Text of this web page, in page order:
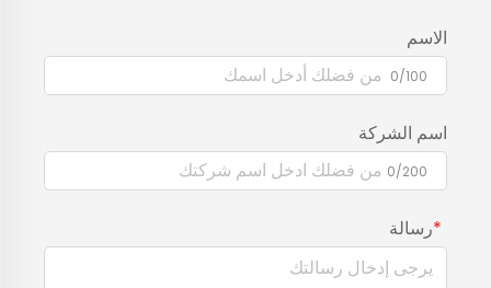
الاسم
0/100
اسم الشركة
0/200
رسالة